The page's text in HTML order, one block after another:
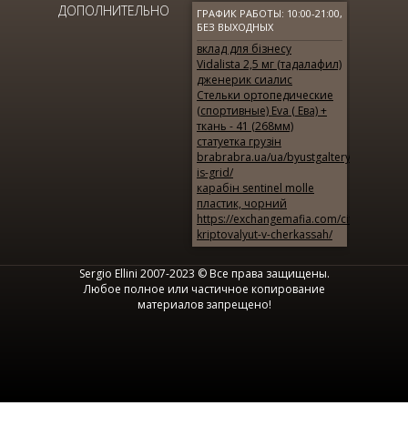
ДОПОЛНИТЕЛЬНО
ГРАФИК РАБОТЫ: 10:00-21:00,
БЕЗ ВЫХОДНЫХ
вклад для бізнесу
Vidalista 2,5 мг (тадалафил)
дженерик сиалис
Стельки ортопедические
(спортивные) Eva ( Ева) +
ткань - 41 (268мм)
статуетка грузін
brabrabra.ua/ua/byustgaltery/texture-
is-grid/
карабін sentinel molle
пластик, чорний
https://exchangemafia.com/city/obmen-
kriptovalyut-v-cherkassah/
Sergio Ellini 2007-2023 © Все права защищены.
Любое полное или частичное копирование
материалов запрещено!